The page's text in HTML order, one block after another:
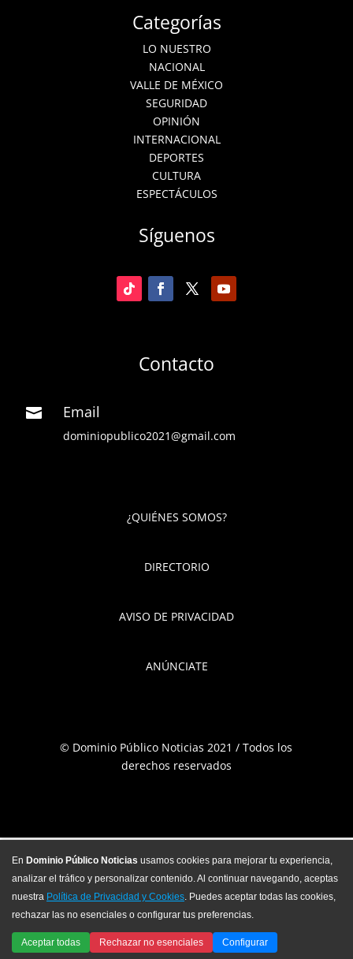
Categorías
LO NUESTRO
NACIONAL
VALLE DE MÉXICO
SEGURIDAD
OPINIÓN
INTERNACIONAL
DEPORTES
CULTURA
ESPECTÁCULOS
Síguenos
Contacto
 Email
dominiopublico2021@gmail.com
¿QUIÉNES SOMOS?
DIRECTORIO
AVISO DE PRIVACIDAD
ANÚNCIATE
© Dominio Público Noticias 2021 / Todos los
derechos reservados
En Dominio Público Noticias usamos cookies para mejorar tu experiencia,
analizar el tráfico y personalizar contenido. Al continuar navegando, aceptas
nuestra Política de Privacidad y Cookies. Puedes aceptar todas las cookies,
rechazar las no esenciales o configurar tus preferencias.
Aceptar todas Rechazar no esenciales Configurar